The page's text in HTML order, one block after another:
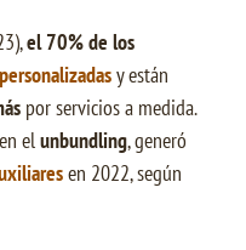
el 70% de los
y están
por servicios a medida.
elunbundling, generó
en 2022, según